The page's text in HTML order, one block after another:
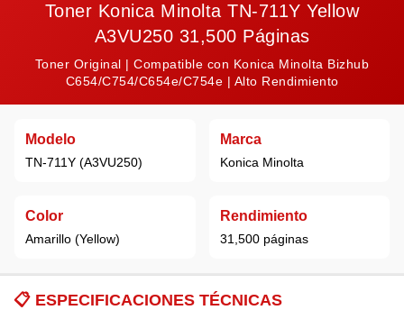
Toner Konica Minolta TN-711Y Yellow
A3VU250 31,500 Páginas
Toner Original | Compatible con Konica Minolta Bizhub
C654/C754/C654e/C754e | Alto Rendimiento
Modelo
TN-711Y (A3VU250)
Marca
Konica Minolta
Color
Amarillo (Yellow)
Rendimiento
31,500 páginas
📋 ESPECIFICACIONES TÉCNICAS